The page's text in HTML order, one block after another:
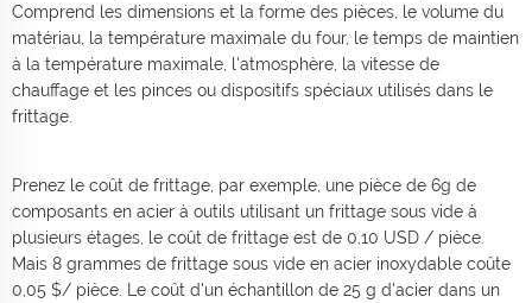
Comprend les dimensions et la forme des pièces, le volume du
matériau, la température maximale du four, le temps de maintien
à la température maximale, l'atmosphère, la vitesse de
chauffage et les pinces ou dispositifs spéciaux utilisés dans le
frittage.
Prenez le coût de frittage, par exemple, une pièce de 6g de
composants en acier à outils utilisant un frittage sous vide à
plusieurs étages, le coût de frittage est de 0,10 USD / pièce.
Mais 8 grammes de frittage sous vide en acier inoxydable coûte
0,05 $/ pièce. Le coût d'un échantillon de 25 g d'acier dans un